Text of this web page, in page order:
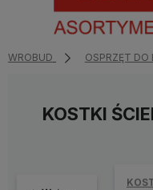
WROBUD OSPRZĘT DO
KOSTKI